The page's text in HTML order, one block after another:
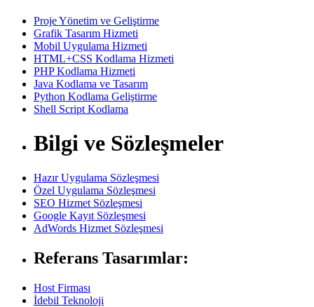
Proje Yönetim ve Geliştirme
Grafik Tasarım Hizmeti
Mobil Uygulama Hizmeti
HTML+CSS Kodlama Hizmeti
PHP Kodlama Hizmeti
Java Kodlama ve Tasarım
Python Kodlama Geliştirme
Shell Script Kodlama
Bilgi ve Sözleşmeler
Hazır Uygulama Sözleşmesi
Özel Uygulama Sözleşmesi
SEO Hizmet Sözleşmesi
Google Kayıt Sözleşmesi
AdWords Hizmet Sözleşmesi
Referans Tasarımlar:
Host Firması
İdebil Teknoloji